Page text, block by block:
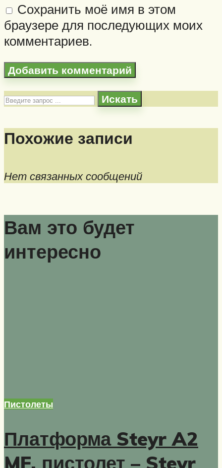
Сохранить моё имя в этом
браузере для последующих моих
комментариев.
Искать
Похожие записи
Нет связанных сообщений
Вам это будет
интересно
Пистолеты
Платформа Steyr A2
MF, пистолет – Steyr